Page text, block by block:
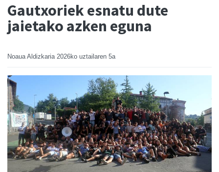
Gautxoriek esnatu dute
jaietako azken eguna
Noaua Aldizkaria 2026ko uztailaren 5a